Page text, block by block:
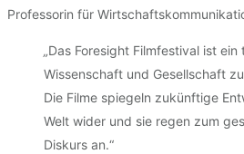
Professorin für
„Das Foresight Filmfestival ist ein
Wissenschaft und Gesellschaft
Die Filme spiegeln zukünftige
Welt wider und sie regen zum
Diskurs an.“